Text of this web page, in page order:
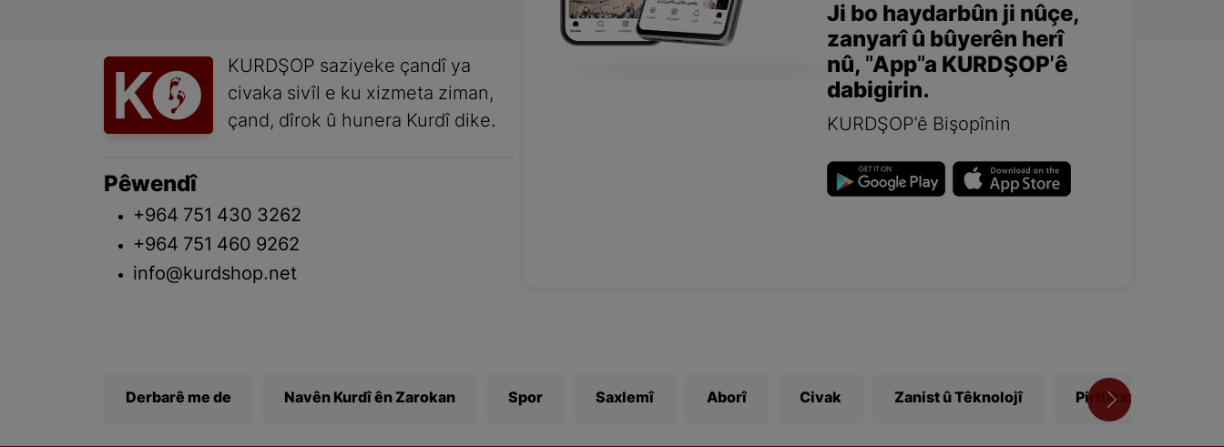
KURDŞOP saziyeke çandî ya
civaka sivîl e ku xizmeta ziman,
çand, dîrok û hunera Kurdî dike.
Pêwendî
+964 751 430 3262
+964 751 460 9262
info@kurdshop.net
Ji bo haydarbûn ji nûçe,
zanyarî û bûyerên herî
nû, "App"a KURDŞOP'ê
dabigirin.
KURDŞOP'ê Bişopînin
Derbarê me de Navên Kurdî ên Zarokan Spor Saxlemî Aborî Civak Zanist û Têknolojî Pirtûkxane